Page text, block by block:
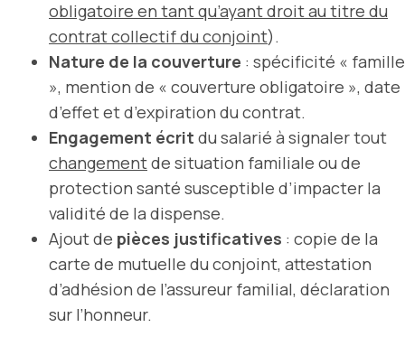
obligatoire en tant qu’ayant droit au titre du
contrat collectif du conjoint).
Nature de la couverture : spécificité « famille
», mention de « couverture obligatoire », date
d’effet et d’expiration du contrat.
Engagement écrit du salarié à signaler tout
changementde situation familiale ou de
protection santé susceptible d’impacter la
validité de la dispense.
Ajout de pièces justificatives : copie de la
carte de mutuelle du conjoint, attestation
d’adhésion de l’assureur familial, déclaration
sur l’honneur.